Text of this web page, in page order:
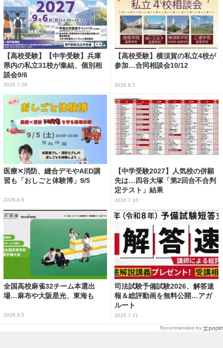
【高校受験】【中学受験】兵庫
県内の私立31校が集結、個別相
談会9/6
2026.7.28
【高校受験】横須賀の私立4校が
参加…合同相談会10/12
2026.8.5
医療✕消防、縫合デモやAED講
習も「おしごと体験博」9/5
2026.8.6
【中学受験2027】人気校の併願
先は…四谷大塚「第2回合不合判
定テスト」結果
2026.7.16
全国高校麻雀32チーム本選出
場…麻布や大阪星光、東海も
2026.8.5
司法試験予備試験2026、解答速
報＆総評動画を無料公開…アガ
ルート
2026.7.21
Recommended by